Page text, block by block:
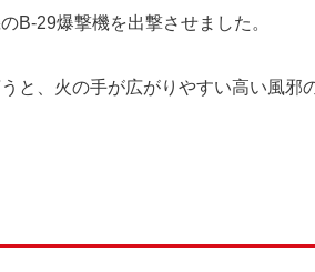
B-29爆撃機を出撃させました。
と、火の手が広がりやすい高い風邪